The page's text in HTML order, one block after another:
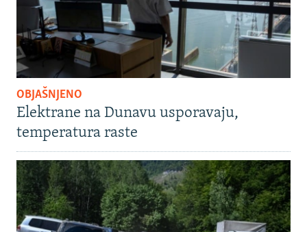
OBJAŠNJENO
Elektrane na Dunavu usporavaju,
temperatura raste